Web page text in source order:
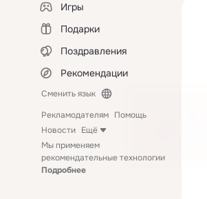
Игры
Подарки
Поздравления
Рекомендации
Сменить язык
Рекламодателям Помощь
Новости Ещё
Мы применяем
рекомендательные технологии
Подробнее